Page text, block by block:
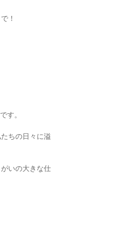
！
す。
ちの日々に溢
いの大きな仕